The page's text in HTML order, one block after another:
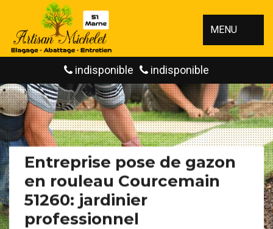
MENU
indisponible indisponible
Entreprise pose de gazon
en rouleau Courcemain
51260: jardinier
professionnel